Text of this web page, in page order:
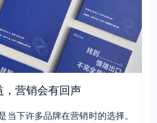
营销会有回声
下许多品牌在营销时的选择。